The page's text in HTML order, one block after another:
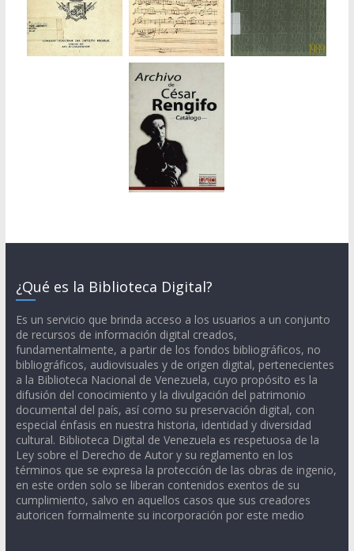
¿Qué es la Biblioteca Digital?
Es un servicio que brinda acceso a los usuarios a un conjunto
de recursos de información digital creados,
fundamentalmente, a partir de los fondos bibliográficos, no
bibliográficos, audiovisuales y de origen digital, pertenecientes
a la Biblioteca Nacional de Venezuela, cuyo propósito es la
difusión del conocimiento y la divulgación del patrimonio
documental del país, así como su preservación digital, con
especial énfasis en nuestra historia, identidad y diversidad
cultural. Biblioteca Digital de Venezuela es respetuosa de la
Ley sobre el Derecho de Autor y su reglamento en los
términos que se expresa la protección de las obras de ingenio,
en este orden solo se liberan contenidos exentos de su
cumplimiento, salvo en aquellos casos que sus creadores
autoricen formalmente su incorporación por este medio